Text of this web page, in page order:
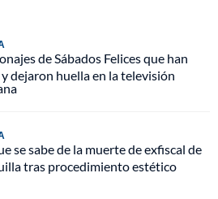
de Sábados Felices que han
dejaron huella en la televisión
se sabe de la muerte de exfiscal de
tras procedimiento estético